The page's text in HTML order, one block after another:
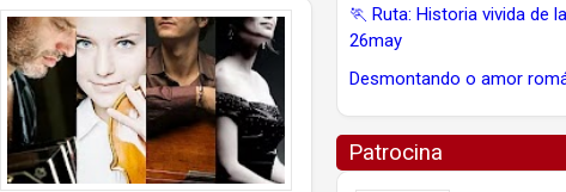
🏃 Ruta: Historia vivida de
26may
Desmontando o amor
Patrocina